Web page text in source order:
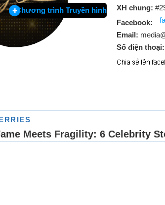
Chương trình Truyền hình
XH chung:
Facebook:
Email:
Số điện thoại: